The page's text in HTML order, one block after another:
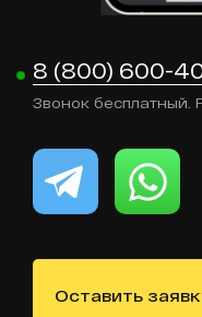
8 (800) 600-
Звонок бесплатный.
Оставить